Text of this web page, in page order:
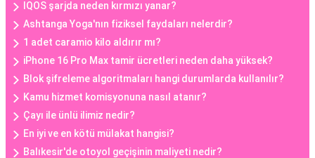
IQOS şarjda neden kırmızı yanar?
Ashtanga Yoga'nın fiziksel faydaları nelerdir?
1 adet caramio kilo aldırır mı?
iPhone 16 Pro Max tamir ücretleri neden daha yüksek?
Blok şifreleme algoritmaları hangi durumlarda kullanılır?
Kamu hizmet komisyonuna nasıl atanır?
Çayı ile ünlü ilimiz nedir?
En iyi ve en kötü mülakat hangisi?
Balıkesir'de otoyol geçişinin maliyeti nedir?